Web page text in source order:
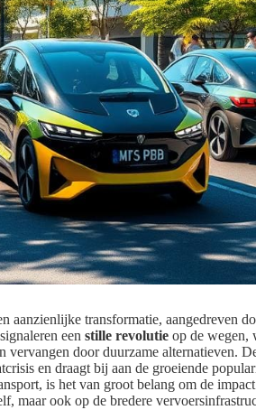
aanzienlijke transformatie, aangedreven
signaleren een stille revolutie op de wegen,
vervangen door duurzame alternatieven.
en draagt bij aan de groeiende
is het van groot belang om de
maar ook op de bredere